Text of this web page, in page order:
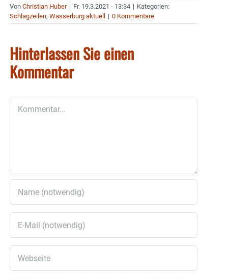
Von Christian Huber | Fr. 19.3.2021 - 13:34 | Kategorien:
Schlagzeilen, Wasserburg aktuell | 0 Kommentare
Hinterlassen Sie einen
Kommentar